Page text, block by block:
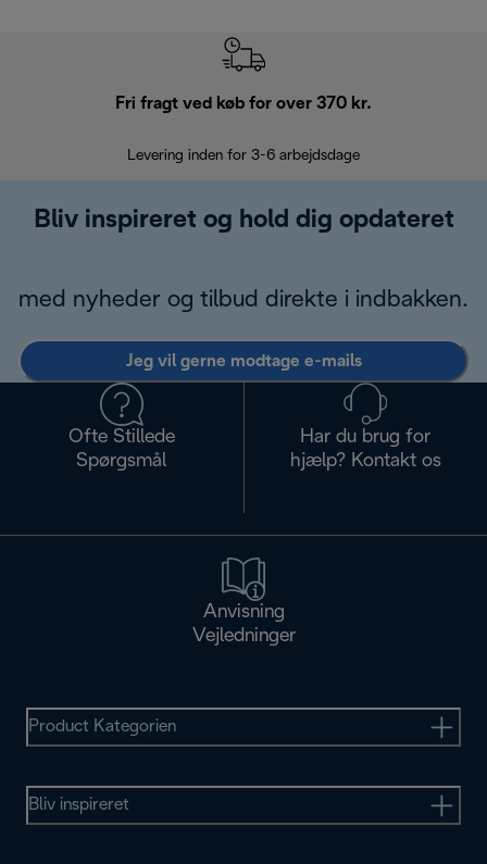
Fri fragt ved køb for over 370 kr.
Levering inden for 3-6 arbejdsdage
Bliv inspireret og hold dig opdateret
med nyheder og tilbud direkte i indbakken.
Jeg vil gerne modtage e-mails
Ofte Stillede
Spørgsmål
Har du brug for
hjælp? Kontakt os
Anvisning
Vejledninger
Product Kategorien
Bliv inspireret